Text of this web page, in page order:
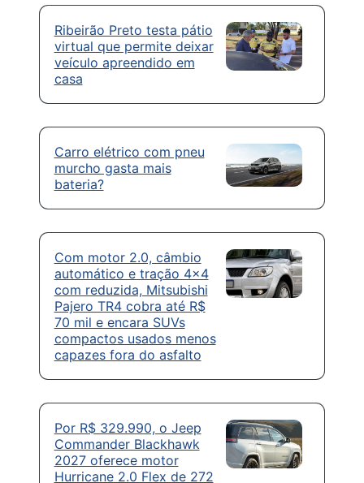
Ribeirão Preto testa pátio
virtual que permite deixar
veículo apreendido em
casa
Carro elétrico com pneu
murcho gasta mais
bateria?
Com motor 2.0, câmbio
automático e tração 4×4
com reduzida, Mitsubishi
Pajero TR4 cobra até R$
70 mil e encara SUVs
compactos usados menos
capazes fora do asfalto
Por R$ 329.990, o Jeep
Commander Blackhawk
2027 oferece motor
Hurricane 2.0 Flex de 272